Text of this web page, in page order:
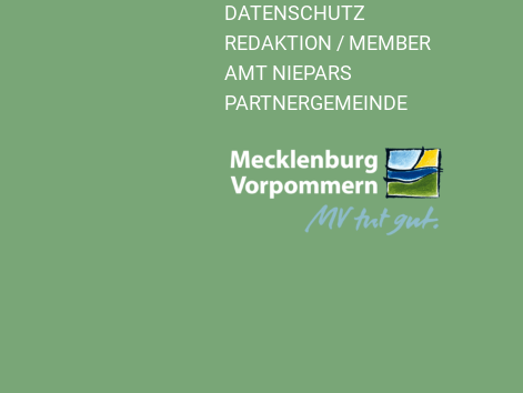
DATENSCHUTZ
REDAKTION / MEMBER
AMT NIEPARS
PARTNERGEMEINDE